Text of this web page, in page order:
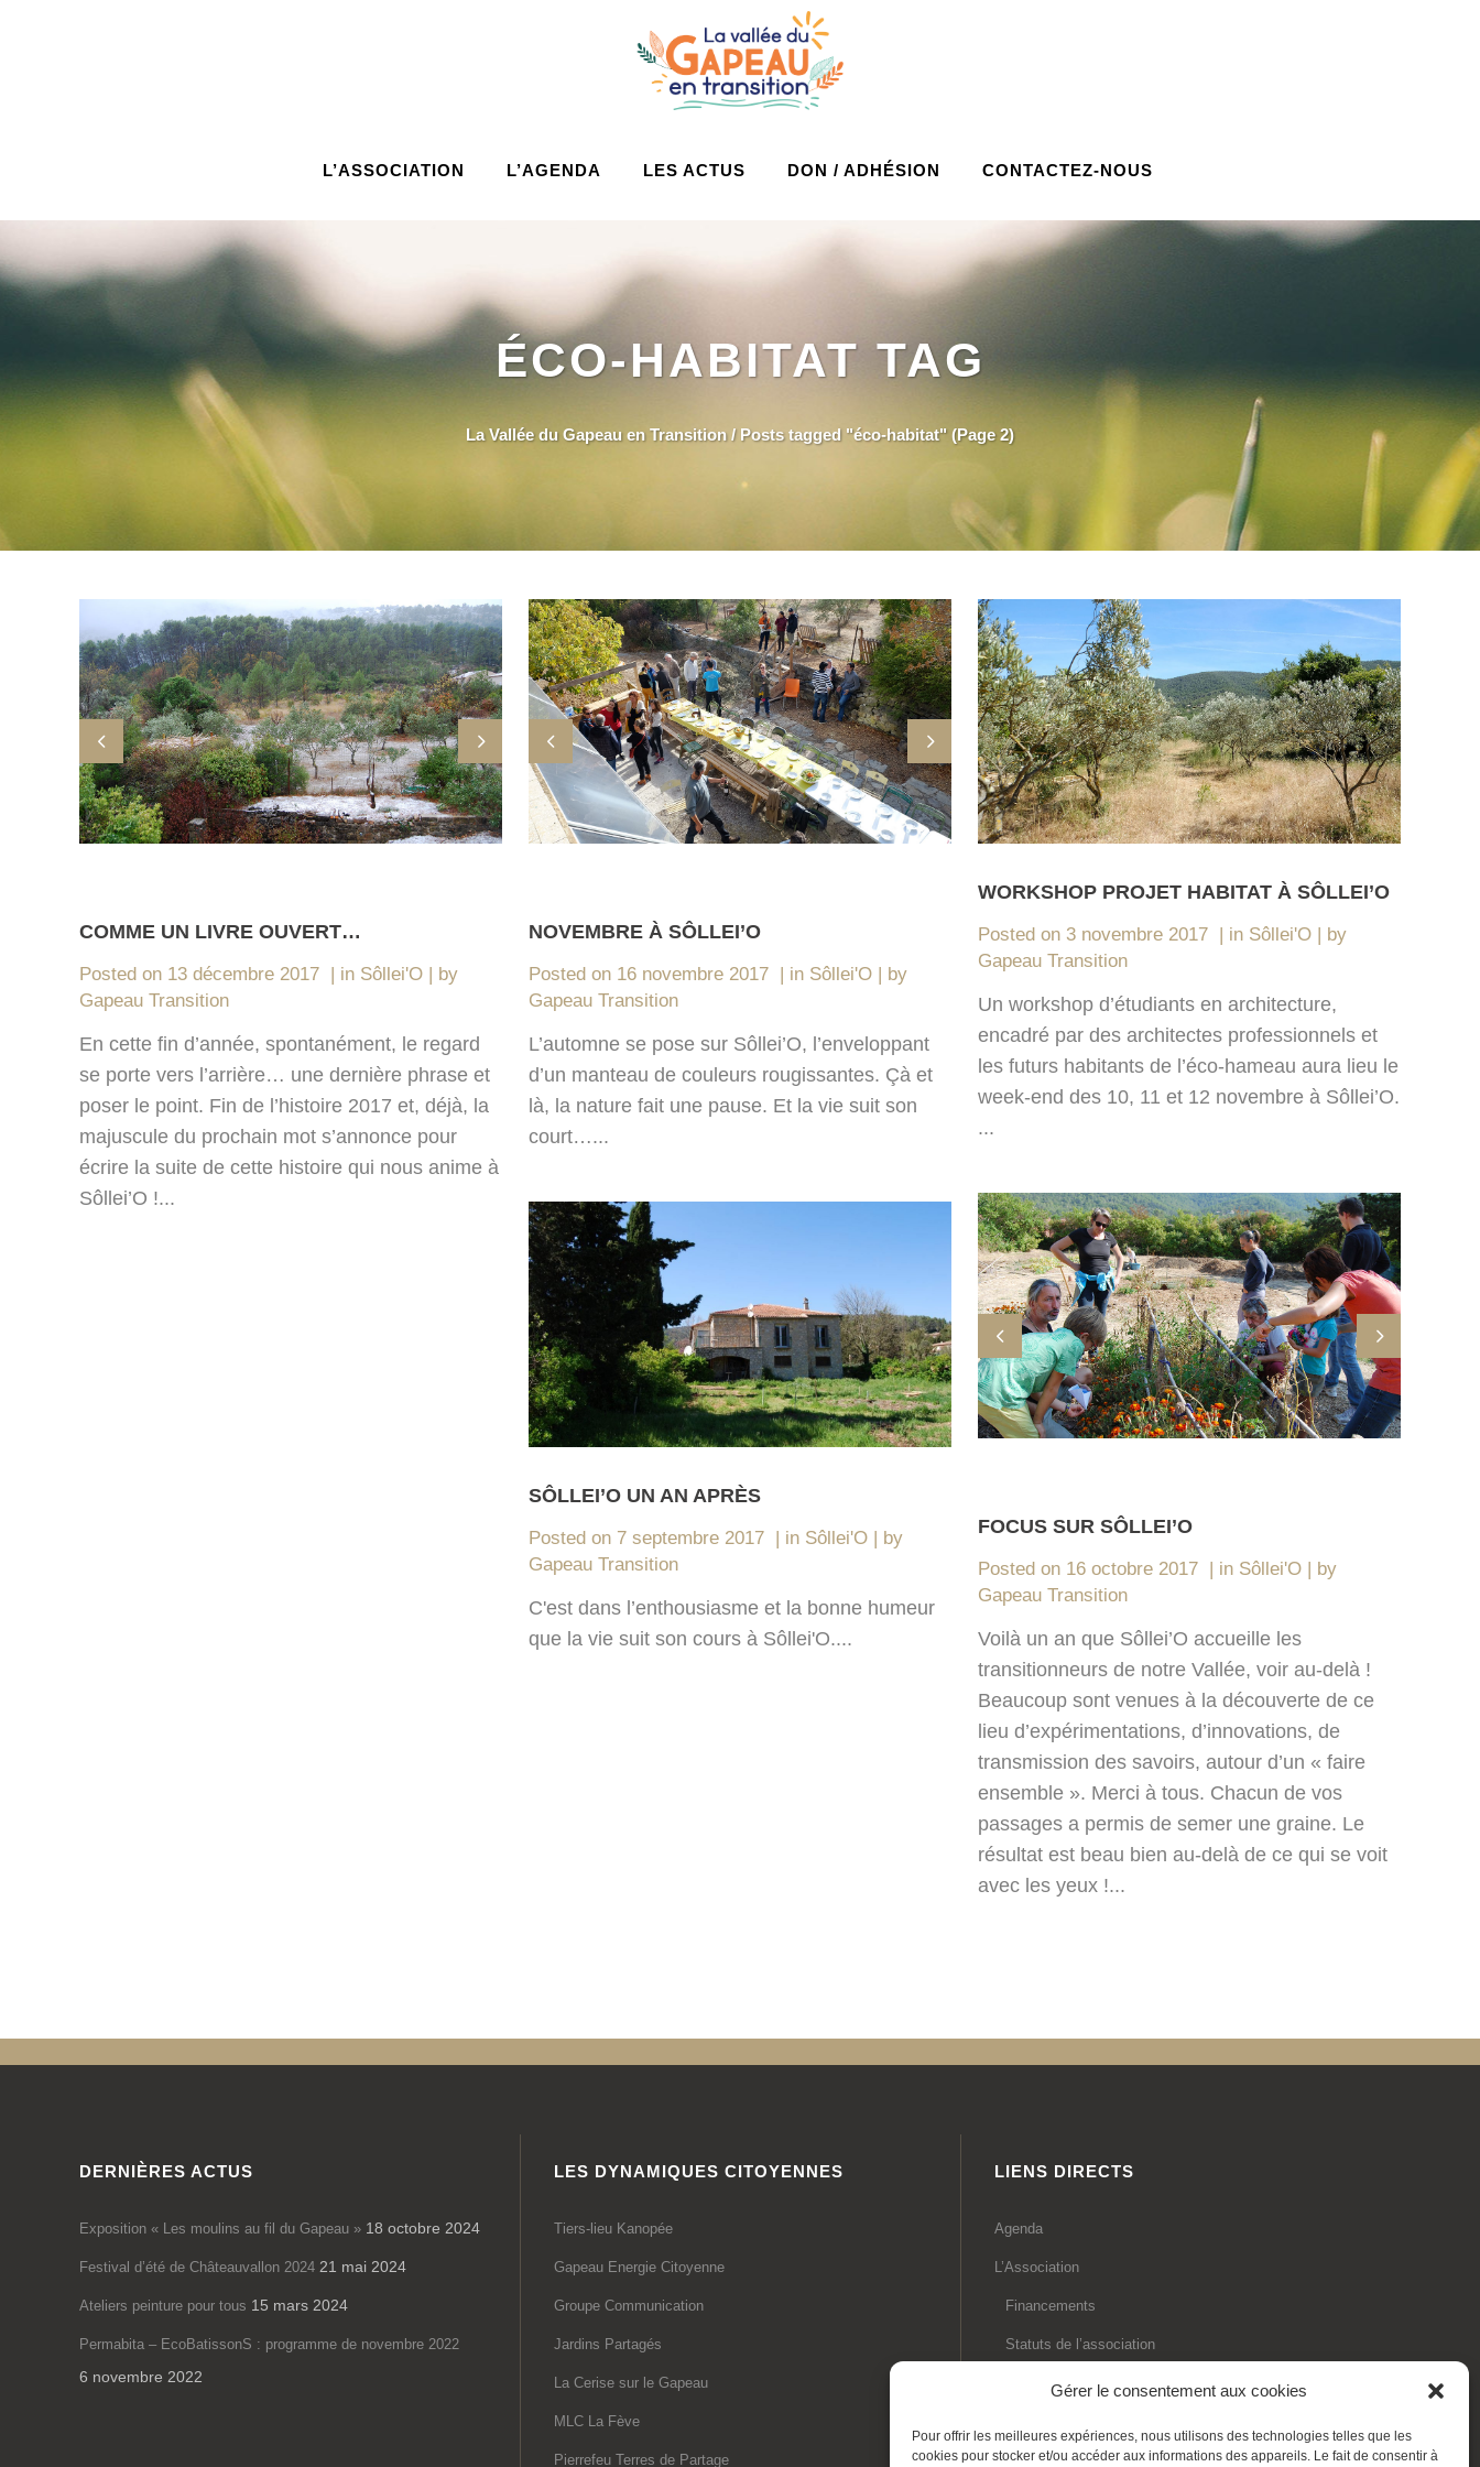
Gérer le consentement aux cookies
Pour offrir les meilleures expériences, nous utilisons des technologies telles que les
cookies pour stocker et/ou accéder aux informations des appareils. Le fait de consentir à
L’ASSOCIATION L’AGENDA LES ACTUS DON / ADHÉSION CONTACTEZ-NOUS
ÉCO-HABITAT TAG
La Vallée du Gapeau en Transition/ Posts tagged "éco-habitat" (Page 2)
COMME UN LIVRE OUVERT…
Posted on 13 décembre 2017 in Sôllei'O
by
Gapeau Transition
En cette fin d’année, spontanément, le regard
se porte vers l’arrière… une dernière phrase et
poser le point. Fin de l’histoire 2017 et, déjà, la
majuscule du prochain mot s’annonce pour
écrire la suite de cette histoire qui nous anime à
Sôllei’O !...
NOVEMBRE À SÔLLEI’O
Posted on 16 novembre 2017 in Sôllei'O
by
Gapeau Transition
L’automne se pose sur Sôllei’O, l’enveloppant
d’un manteau de couleurs rougissantes. Çà et
là, la nature fait une pause. Et la vie suit son
court…...
WORKSHOP PROJET HABITAT À SÔLLEI’O
Posted on 3 novembre 2017 in Sôllei'O
by
Gapeau Transition
Un workshop d’étudiants en architecture,
encadré par des architectes professionnels et
les futurs habitants de l’éco-hameau aura lieu le
week-end des 10, 11 et 12 novembre à Sôllei’O.
...
FOCUS SUR SÔLLEI’O
Posted on 16 octobre 2017 in Sôllei'O
by
Gapeau Transition
Voilà un an que Sôllei’O accueille les
transitionneurs de notre Vallée, voir au-delà !
Beaucoup sont venues à la découverte de ce
lieu d’expérimentations, d’innovations, de
transmission des savoirs, autour d’un « faire
ensemble ». Merci à tous. Chacun de vos
passages a permis de semer une graine. Le
résultat est beau bien au-delà de ce qui se voit
avec les yeux !...
SÔLLEI’O UN AN APRÈS
Posted on 7 septembre 2017 in Sôllei'O
by
Gapeau Transition
C'est dans l’enthousiasme et la bonne humeur
que la vie suit son cours à Sôllei'O....
DERNIÈRES ACTUS
Exposition « Les moulins au fil du Gapeau » 18 octobre 2024
Festival d’été de Châteauvallon 2024 21 mai 2024
Ateliers peinture pour tous 15 mars 2024
Permabita – EcoBatissonS : programme de novembre 2022
6 novembre 2022
LES DYNAMIQUES CITOYENNES
Tiers-lieu Kanopée
Gapeau Energie Citoyenne
Groupe Communication
Jardins Partagés
La Cerise sur le Gapeau
MLC La Fève
Pierrefeu Terres de Partage
LIENS DIRECTS
Agenda
L’Association
Financements
Statuts de l’association
Adhésion en ligne
Contactez-nous